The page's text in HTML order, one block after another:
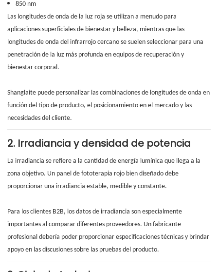
850 nm
Las longitudes de onda de la luz roja se utilizan a menudo para
aplicaciones superficiales de bienestar y belleza, mientras que las
longitudes de onda del infrarrojo cercano se suelen seleccionar para una
penetración de la luz más profunda en equipos de recuperación y
bienestar corporal.
Shanglaite puede personalizar las combinaciones de longitudes de onda en
función del tipo de producto, el posicionamiento en el mercado y las
necesidades del cliente.
2. Irradiancia y densidad de potencia
La irradiancia se refiere a la cantidad de energía lumínica que llega a la
zona objetivo. Un panel de fototerapia rojo bien diseñado debe
proporcionar una irradiancia estable, medible y constante.
Para los clientes B2B, los datos de irradiancia son especialmente
importantes al comparar diferentes proveedores. Un fabricante
profesional debería poder proporcionar especificaciones técnicas y brindar
apoyo en las discusiones sobre las pruebas del producto.